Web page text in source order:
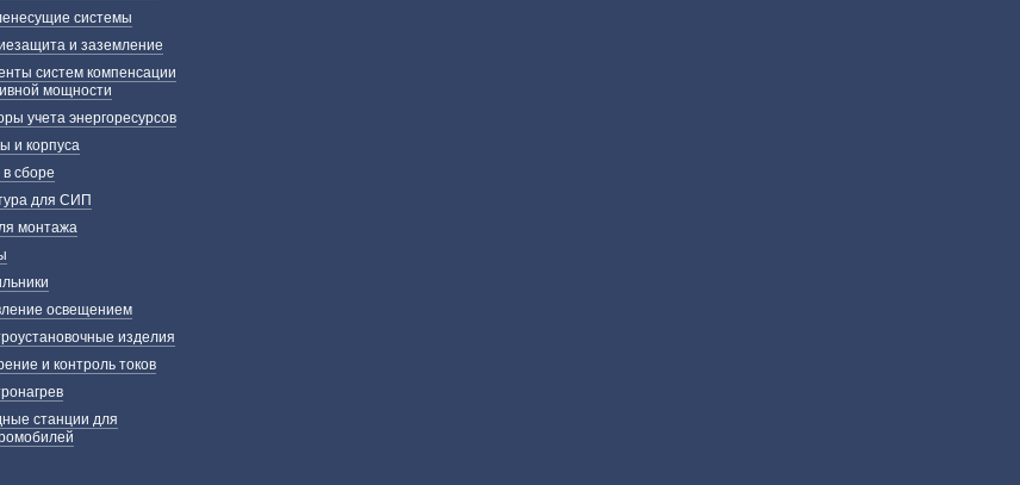
системы
и заземление
систем компенсации
мощности
учета энергоресурсов
и корпуса
сборе
для СИП
монтажа
освещением
изделия
и контроль токов
станции для